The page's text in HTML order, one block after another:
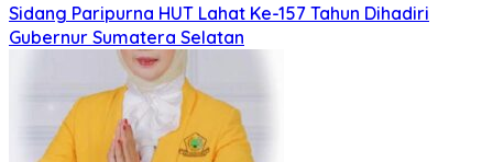
Sidang Paripurna HUT Lahat Ke-157 Tahun Dihadiri
Gubernur Sumatera Selatan